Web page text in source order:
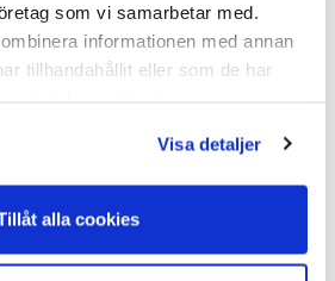
som vi samarbetar med.
informationen med annan
tillhandahållit eller som de har
Visa detaljer
alla cookies
Nr. 8 1-pack
till halsrem / halsband.